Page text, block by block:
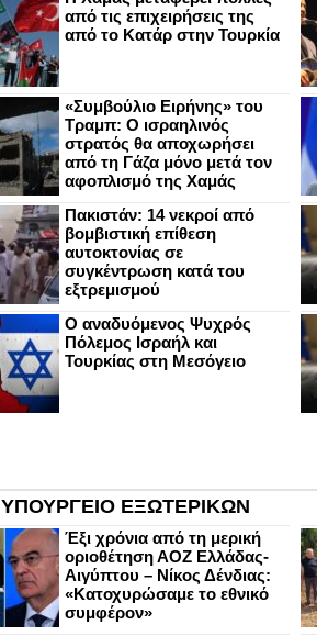
από τις επιχειρήσεις της
από το Κατάρ στην Τουρκία
«Συμβούλιο Ειρήνης» του
Τραμπ: Ο ισραηλινός
στρατός θα αποχωρήσει
από τη Γάζα μόνο μετά τον
αφοπλισμό της Χαμάς
Πακιστάν: 14 νεκροί από
βομβιστική επίθεση
αυτοκτονίας σε
συγκέντρωση κατά του
εξτρεμισμού
Ο αναδυόμενος Ψυχρός
Πόλεμος Ισραήλ και
Τουρκίας στη Μεσόγειο
ΥΠΟΥΡΓΕΙΟ ΕΞΩΤΕΡΙΚΩΝ
Έξι χρόνια από τη μερική
οριοθέτηση ΑΟΖ Ελλάδας-
Αιγύπτου – Νίκος Δένδιας:
«Κατοχυρώσαμε το εθνικό
συμφέρον»